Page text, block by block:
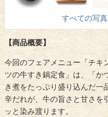
すべての写
【商品概要】
今回のフェアメニュー「チキ
ツの牛すき鍋定食」は、「か
き煮をたっぷり盛り込んだ一
辛だれが、牛の旨さと甘さを
ッと染み渡ります。